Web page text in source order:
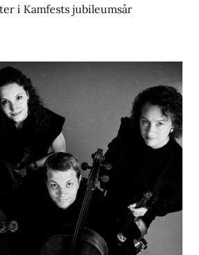
i Kamfests jubileumsår